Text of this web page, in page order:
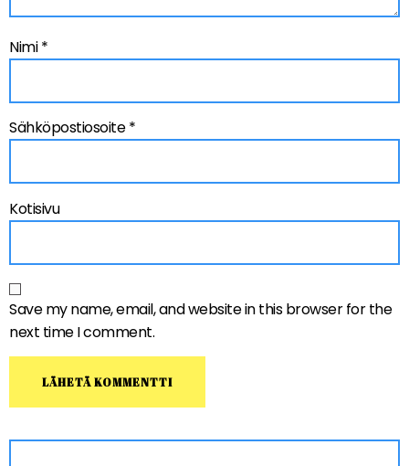
Nimi*
Sähköpostiosoite*
Kotisivu
Save my name, email, and website in this browser for the
next time I comment.